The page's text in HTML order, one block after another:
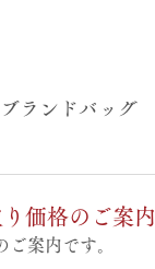
ブランドバッグ
価格のご案内
案内です。